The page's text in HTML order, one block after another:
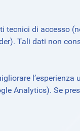
tecnici di accesso
Tali dati non
Analytics). Se